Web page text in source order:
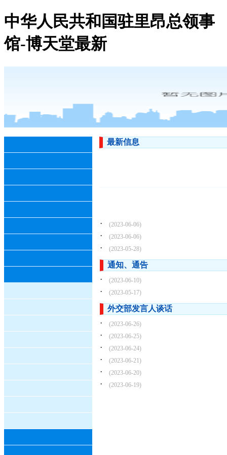
中华人民共和国驻里昂总领事
馆-博天堂最新
最新信息
· (2023-06-06)
· (2023-06-06)
· (2023-05-28)
通知、通告
·
(2023-06-10)
· (2023-05-17)
外交部发言人谈话
·
(2023-06-26)
· (2023-06-25)
· (2023-06-24)
· (2023-06-21)
· (2023-06-20)
· (2023-06-19)